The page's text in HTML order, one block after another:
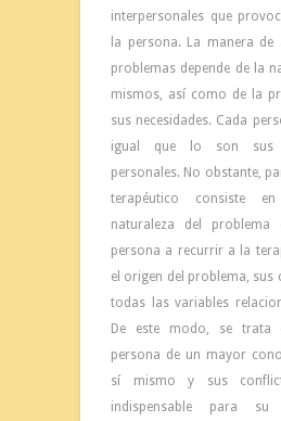
interpersonales que
la persona. La manera
problemas depende de la
mismos, así como de la
sus necesidades. Cada
igual que lo son sus
personales. No obstante,
terapéutico consiste
naturaleza del
persona a recurrir a la
el origen del problema, sus
todas las variables
De este modo, se
persona de un mayor
sí mismo y sus
indispensable para su